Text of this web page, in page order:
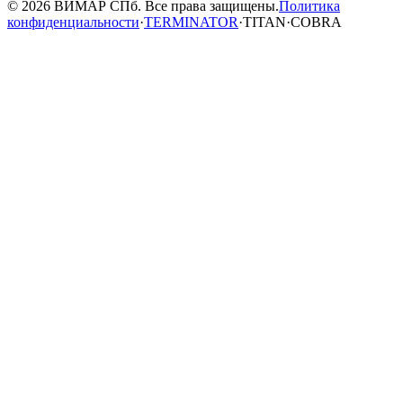
© 2026 ВИМАР СПб. Все права защищены.Политика
конфиденциальности·TERMINATOR·TITAN·COBRA